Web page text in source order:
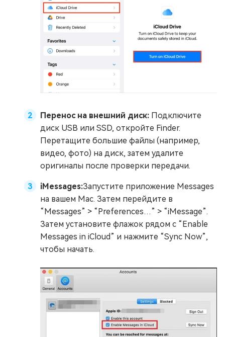
Перенос на внешний диск: Подключите
диск USB или SSD, откройте Finder.
Перетащите большие файлы (например,
видео, фото) на диск, затем удалите
оригиналы после проверки передачи.
iMessages:Запустите приложение Messages
на вашем Mac. Затем перейдите в
“Messages” > “Preferences…” > “iMessage”.
Затем установите флажок рядом с “Enable
Messages in iCloud” и нажмите “Sync Now”,
чтобы начать.